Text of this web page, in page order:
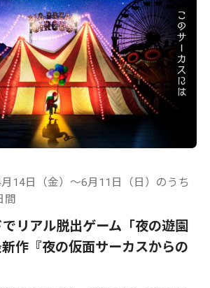
14日（金）～6月11日（日）のうち
間
リアル脱出ゲーム「夜の遊園
作『夜の仮面サーカスからの